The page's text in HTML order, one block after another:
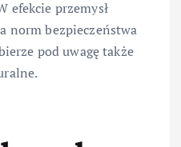
efekcie przemysł
norm bezpieczeństwa
pod uwagę także